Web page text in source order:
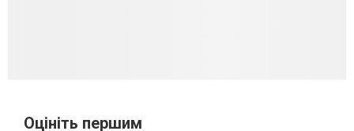
Оцініть першим